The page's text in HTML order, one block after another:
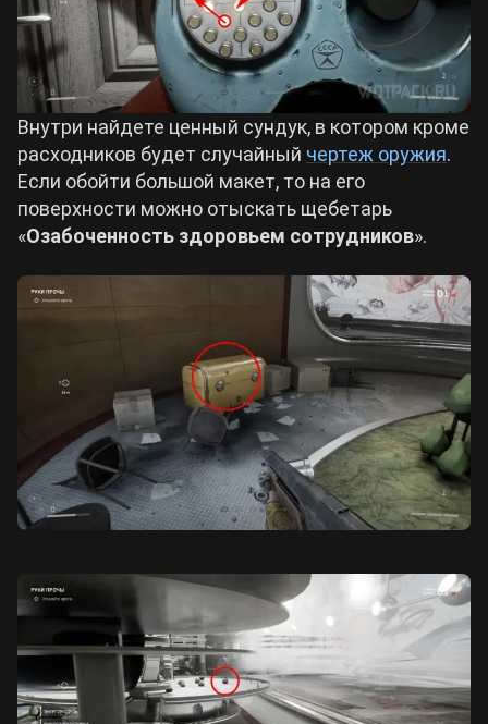
Внутри найдете ценный сундук, в котором кроме
расходников будет случайный чертеж оружия.
Если обойти большой макет, то на его
поверхности можно отыскать щебетарь
«Озабоченность здоровьем сотрудников».